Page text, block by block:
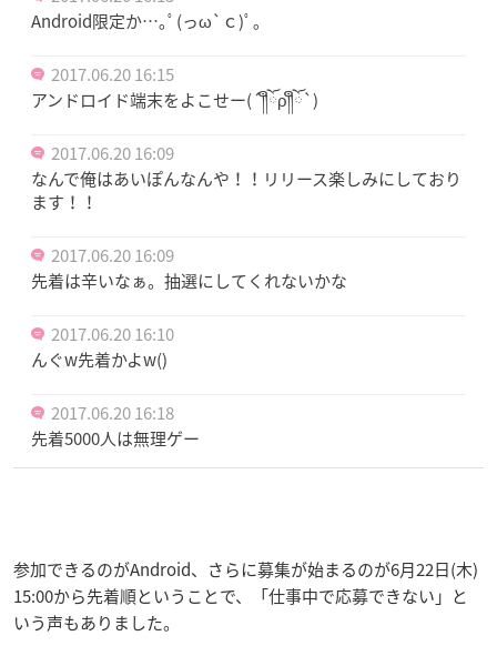
Android限定か…｡ﾟ(っω`ｃ)ﾟ｡
2017.06.20 16:15
アンドロイド端末をよこせー(´༎ຶོρ༎ຶོ`)
2017.06.20 16:09
なんで俺はあいぽんなんや！！リリース楽しみにしており
ます！！
2017.06.20 16:09
先着は辛いなぁ。抽選にしてくれないかな
2017.06.20 16:10
んぐw先着かよw()
2017.06.20 16:18
先着5000人は無理ゲー
参加できるのがAndroid、さらに募集が始まるのが6月22日(木)
15:00から先着順ということで、「仕事中で応募できない」と
いう声もありました。